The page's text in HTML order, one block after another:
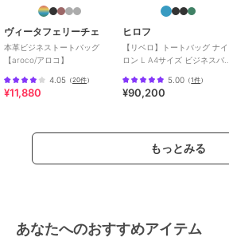
ヴィータフェリーチェ
本革ビジネストートバッグ
【aroco/アロコ】
4.05 （20件）
¥11,880
ヒロフ
【リベロ】トートバッグ ナイ
ロン L A4サイズ ビジネスバッ
5.00 （1件）
¥90,200
もっとみる
あなたへのおすすめアイテム